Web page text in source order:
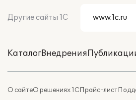
Другие сайты 1С
КаталогВнедрения
О сайтеО решениях 1СПрайс-лист